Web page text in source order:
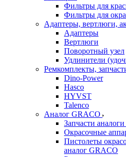
Фильтры для
Фильтры для
Адаптеры, вертлюги,
Адаптеры
Вертлюги
Поворотный узел
Удлинители
Ремкомплекты,
Dino-Power
Hasco
HYVST
Talenco
Аналог GRACO
Запчасти
Окрасочные
Пистолеты
аналог GRACO